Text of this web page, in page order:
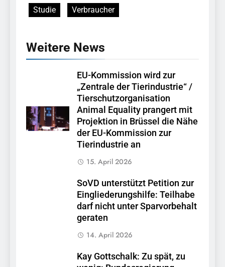
Studie
Verbraucher
Weitere News
EU-Kommission wird zur
„Zentrale der Tierindustrie“ /
Tierschutzorganisation
Animal Equality prangert mit
Projektion in Brüssel die Nähe
der EU-Kommission zur
Tierindustrie an
15. April 2026
SoVD unterstützt Petition zur
Eingliederungshilfe: Teilhabe
darf nicht unter Sparvorbehalt
geraten
14. April 2026
Kay Gottschalk: Zu spät, zu